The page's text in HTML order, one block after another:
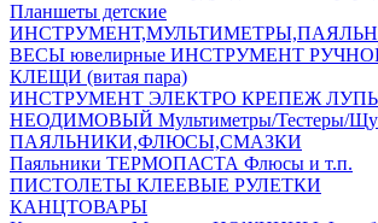
Планшеты детские
ВЕСЫ ювелирные ИНСТРУМЕНТ
КЛЕЩИ (витая пара)
ИНСТРУМЕНТ ЭЛЕКТРО КРЕПЕЖ
НЕОДИМОВЫЙ Мультиметры/Тестеры/
ПАЯЛЬНИКИ,ФЛЮСЫ,СМАЗКИ
Паяльники ТЕРМОПАСТА Флюсы и т.п.
ПИСТОЛЕТЫ КЛЕЕВЫЕ РУЛЕТКИ
КАНЦТОВАРЫ